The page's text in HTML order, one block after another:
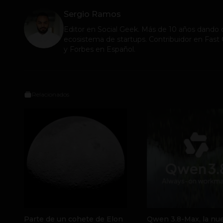
Sergio Ramos
Editor en Social Geek
. Más de 10 años
ecosistema de startups. Contribuidor en
y Forbes en Español.
Parte de un cohete de Elon Qwen 3.8-Max, la